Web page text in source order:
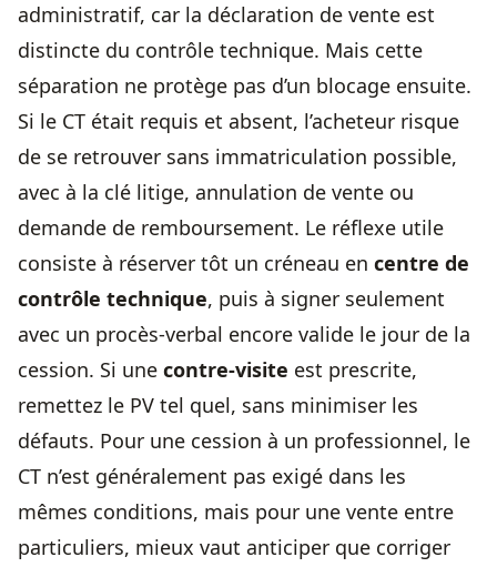
administratif, car la déclaration de vente est
distincte du contrôle technique. Mais cette
séparation ne protège pas d’un blocage ensuite.
Si le CT était requis et absent, l’acheteur risque
de se retrouver sans immatriculation possible,
avec à la clé litige, annulation de vente ou
demande de remboursement. Le réflexe utile
consiste à réserver tôt un créneau en centre de
contrôle technique, puis à signer seulement
avec un procès-verbal encore valide le jour de la
cession. Si une contre-visite est prescrite,
remettez le PV tel quel, sans minimiser les
défauts. Pour une cession à un professionnel, le
CT n’est généralement pas exigé dans les
mêmes conditions, mais pour une vente entre
particuliers, mieux vaut anticiper que corriger